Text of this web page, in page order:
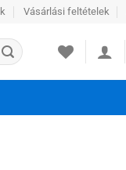
Vásárlási feltételek